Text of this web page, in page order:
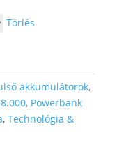
Törlés
akkumulátorok,
, Powerbank
, Technológia &